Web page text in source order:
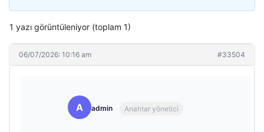
1 yazı görüntüleniyor (toplam 1)
06/07/2026: 10:16 am #33504
A admin Anahtar yönetici